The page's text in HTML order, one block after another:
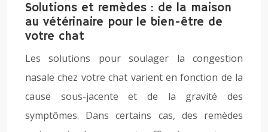
Solutions et remèdes : de la maison
au vétérinaire pour le bien-être de
votre chat
Les solutions pour soulager la congestion
nasale chez votre chat varient en fonction de la
cause sous-jacente et de la gravité des
symptômes. Dans certains cas, des remèdes